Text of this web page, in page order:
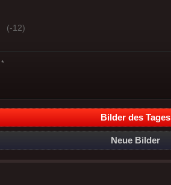
(-12)
Bilder des Tages
Neue Bilder